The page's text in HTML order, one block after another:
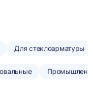
Для стеклоарматуры